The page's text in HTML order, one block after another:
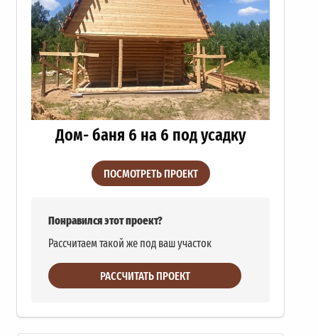
Дом- баня 6 на 6 под усадку
ПОСМОТРЕТЬ ПРОЕКТ
Понравился этот проект?
Рассчитаем такой же под ваш участок
РАССЧИТАТЬ ПРОЕКТ